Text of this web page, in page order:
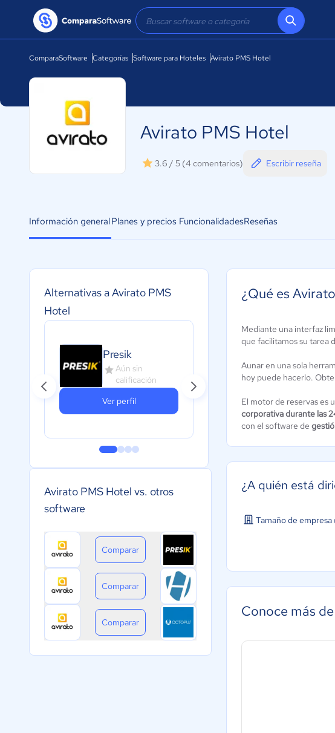
ComparaSoftware Categorías Software para Hoteles Avirato PMS Hotel
Avirato PMS Hotel
3.6 / 5 (4 comentarios) Escribir reseña
Información generalPlanes y precios FuncionalidadesReseñas
Alternativas a Avirato PMS
Hotel
Presik
Aún sin
calificación
Ver perfil
Segurihotel
4.8 / 5
Avirato PMS Hotel vs. otros
software
Comparar
Comparar
Comparar
¿Qué es
Mediante una interfaz
que facilitamos su tarea
Aunar en una sola
hoy puede hacerlo.
El motor de reservas es
corporativa durante las
con el software de
¿A quién está
Tamaño de empresa
Conoce más